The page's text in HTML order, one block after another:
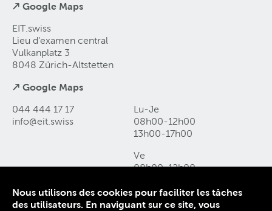
↗ Google Maps
EIT.swiss
Lieu d’examen central
Vulkanplatz 3
8048 Zürich-Altstetten
↗ Google Maps
044 444 17 17
info@eit swiss
Lu-Je
08h00-12h00
13h00-17h00
Ve
08h00-12h00
Contact et accès
Nous utilisons des cookies pour faciliter les tâches
des utilisateurs. En naviguant sur ce site, vous